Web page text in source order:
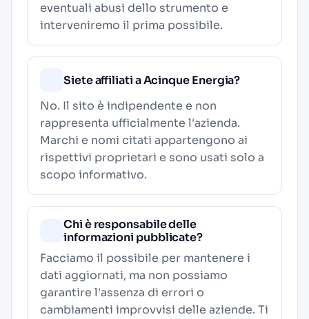
eventuali abusi dello strumento e
interveniremo il prima possibile.
Siete affiliati a Acinque Energia?
No. Il sito è indipendente e non
rappresenta ufficialmente l'azienda.
Marchi e nomi citati appartengono ai
rispettivi proprietari e sono usati solo a
scopo informativo.
Chi è responsabile delle
informazioni pubblicate?
Facciamo il possibile per mantenere i
dati aggiornati, ma non possiamo
garantire l'assenza di errori o
cambiamenti improvvisi delle aziende. Ti